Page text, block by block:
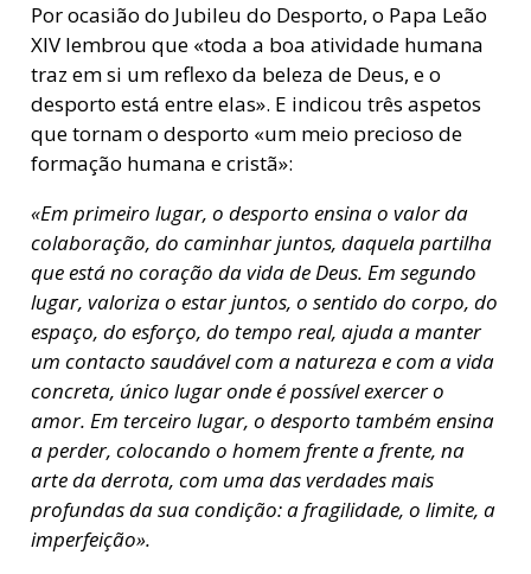
Por ocasião do Jubileu do Desporto, o Papa Leão
XIV lembrou que «toda a boa atividade humana
traz em si um reflexo da beleza de Deus, e o
desporto está entre elas». E indicou três aspetos
que tornam o desporto «um meio precioso de
formação humana e cristã»:
«Em primeiro lugar, o desporto ensina o valor da
colaboração, do caminhar juntos, daquela partilha
que está no coração da vida de Deus. Em segundo
lugar, valoriza o estar juntos, o sentido do corpo, do
espaço, do esforço, do tempo real, ajuda a manter
um contacto saudável com a natureza e com avida
concreta, único lugar onde é possível exercer o
amor. Em terceiro lugar, o desporto também ensina
a perder, colocando o homem frente a frente, na
arte da derrota, com uma das verdades mais
profundas da sua condição: a fragilidade, o limite, a
imperfeição».